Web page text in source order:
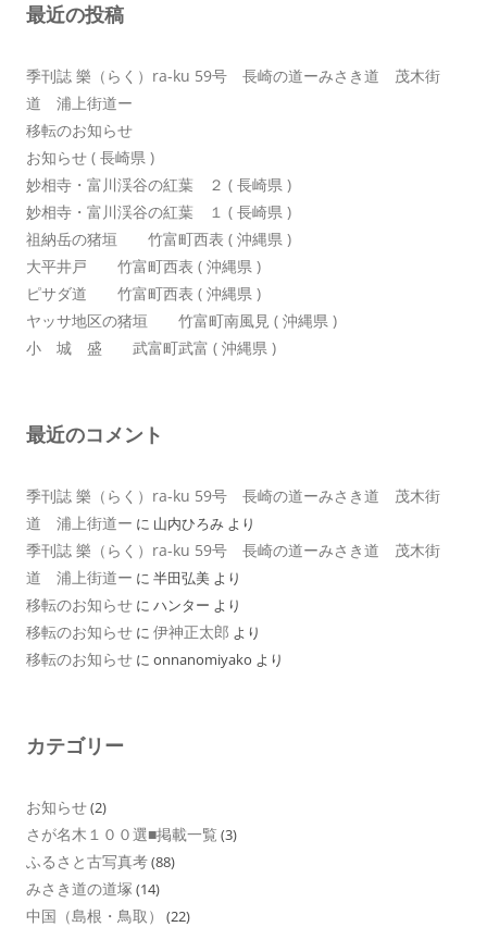
ョ
最近の投稿
季刊誌 樂（らく）ra-ku 59号 長崎の道ーみさき道 茂木街
道 浦上街道ー
移転のお知らせ
お知らせ ( 長崎県 )
妙相寺・富川渓谷の紅葉 ２ ( 長崎県 )
妙相寺・富川渓谷の紅葉 １ ( 長崎県 )
祖納岳の猪垣 竹富町西表 ( 沖縄県 )
大平井戸 竹富町西表 ( 沖縄県 )
ピサダ道 竹富町西表 ( 沖縄県 )
ヤッサ地区の猪垣 竹富町南風見 ( 沖縄県 )
小 城 盛 武富町武富 ( 沖縄県 )
最近のコメント
季刊誌 樂（らく）ra-ku 59号 長崎の道ーみさき道 茂木街
道 浦上街道ー に 山内ひろみ より
季刊誌 樂（らく）ra-ku 59号 長崎の道ーみさき道 茂木街
道 浦上街道ー に 半田弘美 より
移転のお知らせ に ハンター より
移転のお知らせ に 伊神正太郎 より
移転のお知らせ に onnanomiyako より
カテゴリー
お知らせ(2)
さが名木１００選■掲載一覧 (3)
ふるさと古写真考(88)
みさき道の道塚 (14)
中国（島根・鳥取） (22)